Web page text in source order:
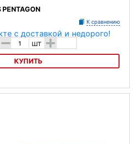
К сравнению
- шт +
КУПИТЬ